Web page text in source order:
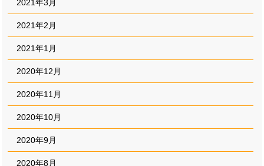
2021年3月
2021年2月
2021年1月
2020年12月
2020年11月
2020年10月
2020年9月
2020年8月